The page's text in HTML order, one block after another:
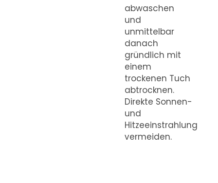
abwaschen
und
unmittelbar
danach
gründlich mit
einem
trockenen Tuch
abtrocknen.
Direkte Sonnen-
und
Hitzeeinstrahlung
vermeiden.